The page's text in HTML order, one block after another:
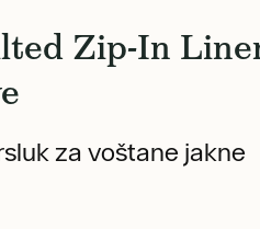
Zip-In
za voštane jakne